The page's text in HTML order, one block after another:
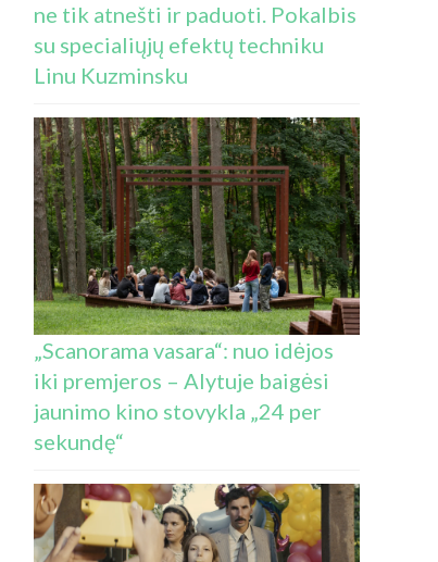
ne tik atnešti ir paduoti. Pokalbis
su specialiųjų efektų techniku
Linu Kuzminsku
„Scanorama vasara“: nuo idėjos
iki premjeros – Alytuje baigėsi
jaunimo kino stovykla „24 per
sekundę“